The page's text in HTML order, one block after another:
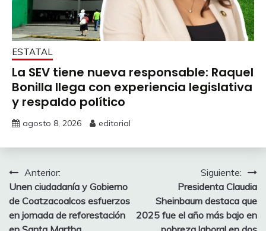
ESTATAL
La SEV tiene nueva responsable: Raquel
Bonilla llega con experiencia legislativa
y respaldo político
agosto 8, 2026 editorial
Navegación
de
entradas
Anterior:
Unen ciudadanía y Gobierno
de Coatzacoalcos esfuerzos
en jornada de reforestación
Siguiente:
Presidenta Claudia
Sheinbaum destaca que
2025 fue el año más bajo en